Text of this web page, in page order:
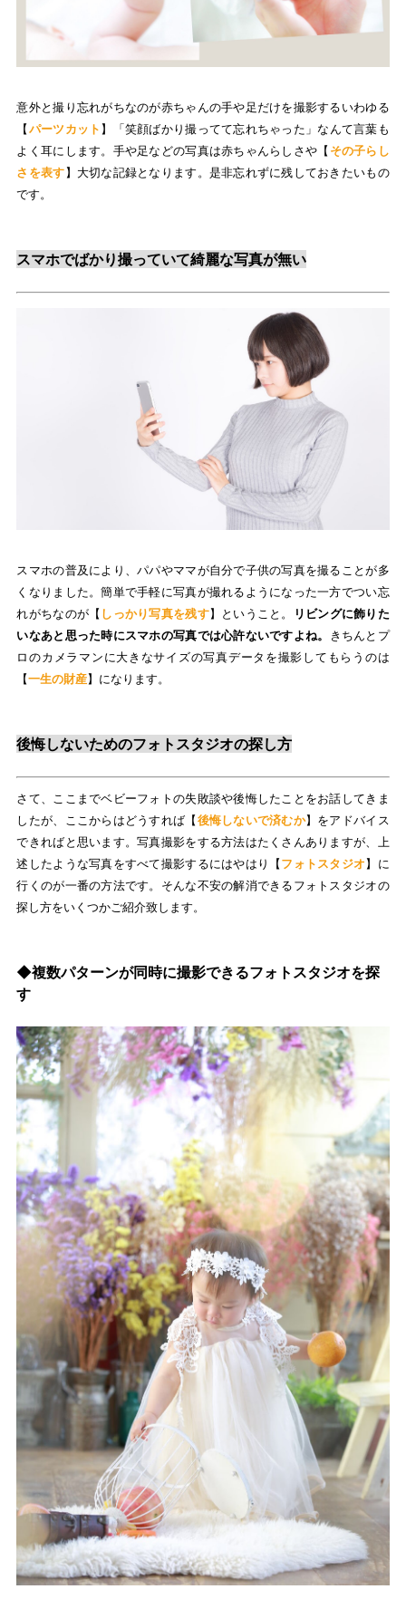
意外と撮り忘れがちなのが赤ちゃんの手や足だけを撮影するいわゆる
【パーツカット】「笑顔ばかり撮ってて忘れちゃった」なんて言葉も
よく耳にします。手や足などの写真は赤ちゃんらしさや【その子らし
さを表す】大切な記録となります。是非忘れずに残しておきたいもの
です。
スマホでばかり撮っていて綺麗な写真が無い
スマホの普及により、パパやママが自分で子供の写真を撮ることが多
くなりました。簡単で手軽に写真が撮れるようになった一方でつい忘
れがちなのが【しっかり写真を残す】ということ。
リビングに飾りた
いなあと思った時にスマホの写真では心許ないですよね。
きちんとプ
ロのカメラマンに大きなサイズの写真データを撮影してもらうのは
【一生の財産】になります。
後悔しないためのフォトスタジオの探し方
さて、ここまでベビーフォトの失敗談や後悔したことをお話してきま
したが、ここからはどうすれば【後悔しないで済むか】をアドバイス
できればと思います。写真撮影をする方法はたくさんありますが、上
述したような写真をすべて撮影するにはやはり【フォトスタジオ】に
行くのが一番の方法です。そんな不安の解消できるフォトスタジオの
探し方をいくつかご紹介致します。
◆複数パターンが同時に撮影できるフォトスタジオを探
す